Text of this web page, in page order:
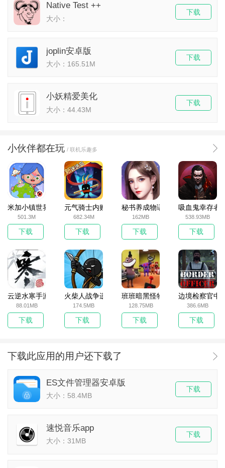
Native Test ++
大小：
下载
joplin安卓版
大小：165.51M
下载
小妖精爱美化
大小：44.43M
下载
小伙伴都在玩 / 联机乐趣多
米加小镇世界2025官方版
501.3M
下载
元气骑士内购破解版
682.34M
下载
秘书养成物语
162MB
下载
吸血鬼幸存者
538.93MB
下载
云逆水寒手游
88.01MB
下载
火柴人战争遗产无敌版
174.5MB
下载
班班暗黑怪物生存挑战5
128.75MB
下载
边境检察官中
386.6MB
下载
下载此应用的用户还下载了
ES文件管理器安卓版
大小：58.4MB
下载
速悦音乐app
大小：31MB
下载